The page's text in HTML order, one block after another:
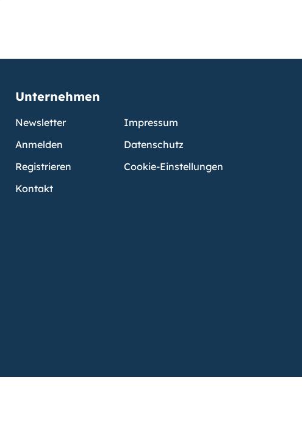
Unternehmen
Newsletter
Anmelden
Registrieren
Kontakt
Impressum
Datenschutz
Cookie-Einstellungen